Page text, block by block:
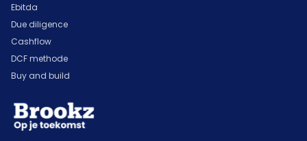
Ebitda
Due diligence
Cashflow
DCF methode
Buy and build